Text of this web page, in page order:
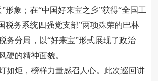
形象；在“中国好来宝之乡”获得“全国工
税务系统四强党支部”两项殊荣的巴林
务分局，以“好来宝”形式展现了政治
硬的精神面貌。
炬，榜样力量感召人心。此次巡回讲